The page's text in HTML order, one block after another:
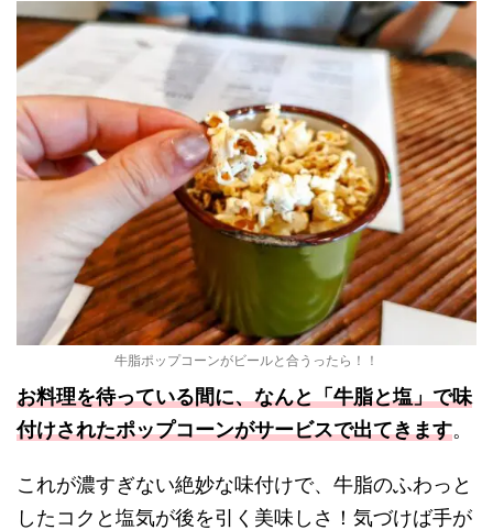
牛脂ポップコーンがビールと合うったら！！
お料理を待っている間に、なんと「牛脂と塩」で味
付けされたポップコーンがサービスで出てきます。
これが濃すぎない絶妙な味付けで、牛脂のふわっと
したコクと塩気が後を引く美味しさ！気づけば手が